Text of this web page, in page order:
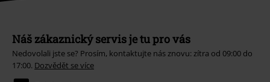
Náš zákaznický servis je tu pro vás
Nedovolali jste se? Prosím, kontaktujte nás znovu: zítra od 09:00 do
17:00. Dozvědět se více